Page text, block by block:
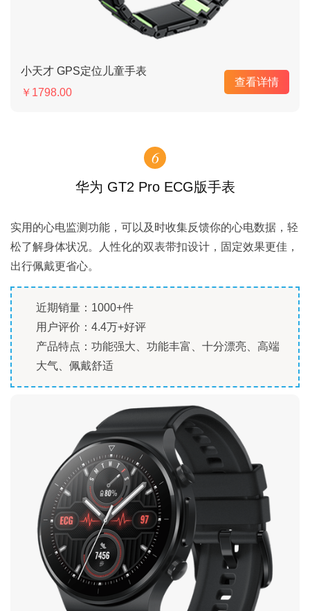
小天才 GPS定位儿童手表
￥1798.00
查看详情
6
华为 GT2 Pro ECG版手表
实用的心电监测功能，可以及时收集反馈你的心电数据，轻
松了解身体状况。人性化的双表带扣设计，固定效果更佳，
出行佩戴更省心。
近期销量：1000+件
用户评价：4.4万+好评
产品特点：功能强大、功能丰富、十分漂亮、高端
大气、佩戴舒适